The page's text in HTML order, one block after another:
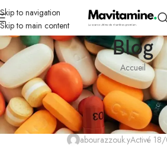
Skip to navigation
Skip to main content
Blog
Accueil
NON CLASSÉ
Furosémide en
utiliser
abourazzouk.yActivé